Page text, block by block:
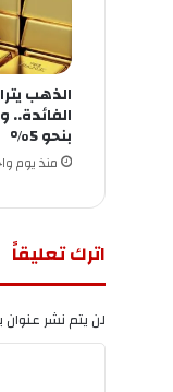
الذهب
بنحو 5%
منذ يوم
اترك تعليقاً
لن يتم نشر عنوان